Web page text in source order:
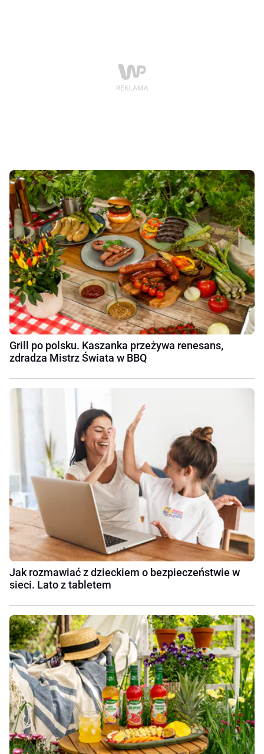
Grill po polsku. Kaszanka przeżywa renesans,
zdradza Mistrz Świata w BBQ
Jak rozmawiać z dzieckiem o bezpieczeństwie w
sieci. Lato z tabletem